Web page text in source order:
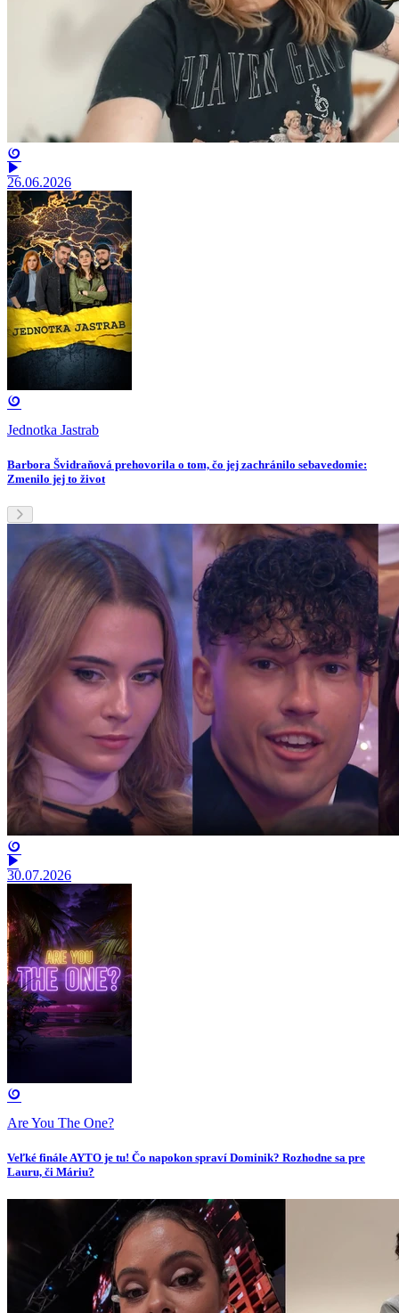
26.06.2026
Jednotka Jastrab
Barbora Švidraňová prehovorila o tom, čo jej zachránilo sebavedomie:
Zmenilo jej to život
30.07.2026
Are You The One?
Veľké finále AYTO je tu! Čo napokon spraví Dominik? Rozhodne sa pre
Lauru, či Máriu?